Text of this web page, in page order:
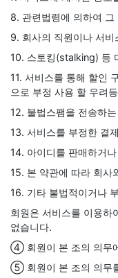
8. 관련법령에 의하여
9. 회사의 직원이나 서
10. 스토킹(stalking) 등
11. 서비스를 통해 할인
으로 부정 사용 할 우려
12. 불법스팸을 전송하는
13. 서비스를 부정한 결
14. 아이디를 판매하거
15. 본 약관에 따라 회사
16. 기타 불법적이거나
회원은 서비스를 이용하
없습니다.
④ 회원이 본 조의 의무
⑤ 회원이 본 조의 의무